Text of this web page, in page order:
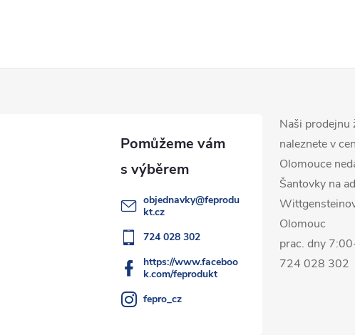
objednavky@feprodu
kt.cz
724 028 302
https://www.faceboo
k.com/feprodukt
fepro_cz
Naši prodejnu
naleznete v
Olomouce
Šantovky na
Olomouc
prac. dny
724 028 302